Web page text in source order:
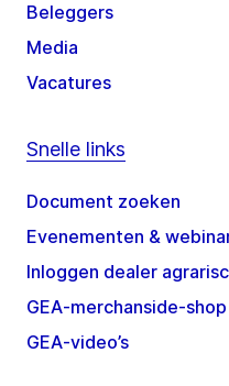
Beleggers
Media
Vacatures
Snelle links
Document zoeken
Evenementen &
Inloggen dealer
GEA-merchanside-shop
GEA-video’s